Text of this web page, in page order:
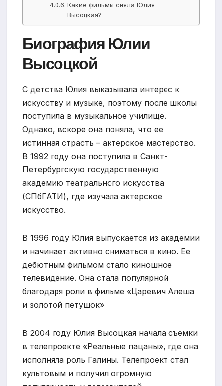
Какие фильмы сняла Юлия
Высоцкая?
Биография Юлии
Высоцкой
С детства Юлия выказывала интерес к
искусству и музыке, поэтому после школы
поступила в музыкальное училище.
Однако, вскоре она поняла, что ее
истинная страсть – актерское мастерство.
В 1992 году она поступила в Санкт-
Петербургскую государственную
академию театрального искусства
(СПбГАТИ), где изучала актерское
искусство.
В 1996 году Юлия выпускается из академии
и начинает активно сниматься в кино. Ее
дебютным фильмом стало киношное
телевидение. Она стала популярной
благодаря роли в фильме «Царевич Алеша
и золотой петушок»
В 2004 году Юлия Высоцкая начала съемки
в телепроекте «Реальные пацаны», где она
исполняла роль Галины. Телепроект стал
культовым и получил огромную